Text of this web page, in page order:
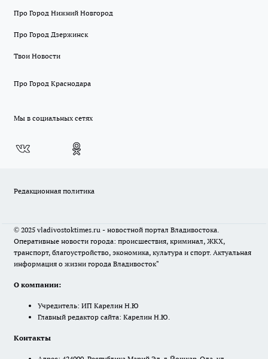
Про Город Нижний Новгород
Про Город Дзержинск
Твои Новости
Про Город Краснодара
Мы в социальных сетях
Редакционная политика
© 2025 vladivostoktimes.ru - новостной портал Владивостока.
Оперативные новости города: происшествия, криминал, ЖКХ,
транспорт, благоустройство, экономика, культура и спорт. Актуальная
информация о жизни города Владивосток"
О компании:
Учредитель: ИП Карелин Н.Ю
Главный редактор сайта: Карелин Н.Ю.
Контакты